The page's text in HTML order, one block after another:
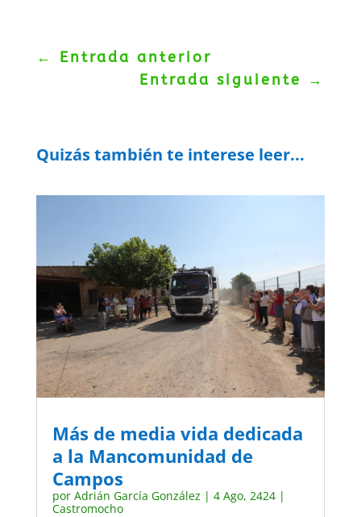
← Entrada anterior
Entrada siguiente
→
Quizás también te interese leer...
Más de media vida dedicada
a la Mancomunidad de
Campos
por Adrián García González | 4 Ago, 2424|
Castromocho